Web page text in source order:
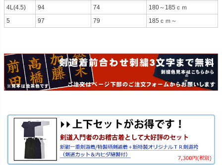
4L(4.5) 94 74
180～185ｃｍ
5
97 79 185ｃｍ～